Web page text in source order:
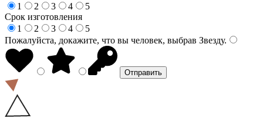
1
2 3 4
5
Срок изготовления
1
2 3 4
5
Пожалуйста, докажите, что вы человек, выбрав Звезду.